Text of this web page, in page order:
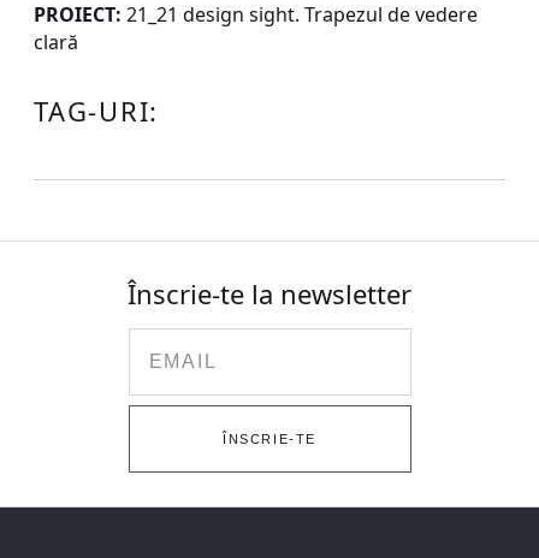
PROIECT: 21_21 design sight. Trapezul de vedere
clară
TAG-URI:
Înscrie-te la newsletter
ÎNSCRIE-TE